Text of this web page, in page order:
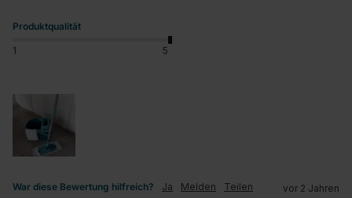
Produktqualität
1 5
War diese Bewertung hilfreich? Ja Melden Teilen vor 2 Jahren